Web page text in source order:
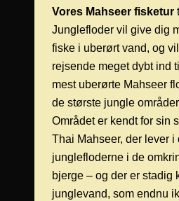
Vores Mahseer fisketur
Junglefloder vil give dig
fiske i uberørt vand, og
rejsende meget dybt ind
mest uberørte Mahseer
de største jungle
Området er kendt for sin
Thai Mahseer, der lever i
junglefloderne i de
bjerge – og der er stadig
junglevand, som endnu